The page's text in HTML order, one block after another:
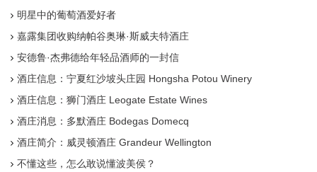
明星中的葡萄酒爱好者
嘉露集团收购纳帕谷奥琳·斯威夫特酒庄
安德鲁·杰弗德给年轻品酒师的一封信
酒庄信息：宁夏红沙坡头庄园 Hongsha Potou Winery
酒庄信息：狮门酒庄 Leogate Estate Wines
酒庄消息：多默酒庄 Bodegas Domecq
酒庄简介：威灵顿酒庄 Grandeur Wellington
不懂这些，怎么敢说懂波美侯？